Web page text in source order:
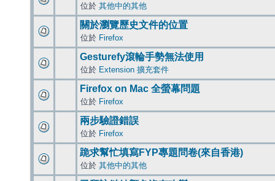
位於 其他中的其他
關於瀏覽歷史文件的位置
位於 Firefox
Gesturefy滾輪手勢無法使用
位於 Extension 擴充套件
Firefox on Mac 全螢幕問題
位於 Firefox
兩步驗證錯誤
位於 Firefox
跪求幫忙填寫FYP專題問卷(來自香港)
位於 其他中的其他